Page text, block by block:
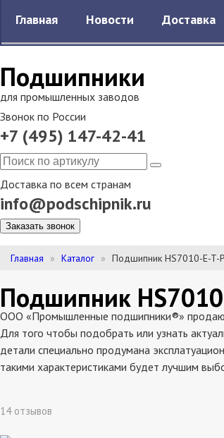
Подшипники
для промышленных заводов
Звонок по России
+7 (495) 147-42-41
Доставка по всем странам
info@podschipnik.ru
Заказать звонок
Главная Новости Доставка
Главная Каталог Подшипник HS7010-E-T-
Подшипник
ООО «Промышленные подшипники®»
Для того чтобы подобрать или узнать
детали специально продумана
такими характеристиками будет лучшим
14 отзывов